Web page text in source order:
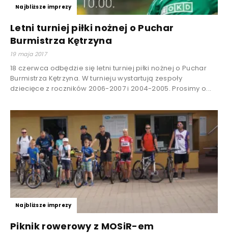
Najbliższe imprezy
Letni turniej piłki nożnej o Puchar
Burmistrza Kętrzyna
19 maja 2017
18 czerwca odbędzie się letni turniej piłki nożnej o Puchar
Burmistrza Kętrzyna. W turnieju wystartują zespoły
dziecięce z roczników 2006-2007 i 2004-2005. Prosimy o...
Najbliższe imprezy
Piknik rowerowy z MOSiR-em